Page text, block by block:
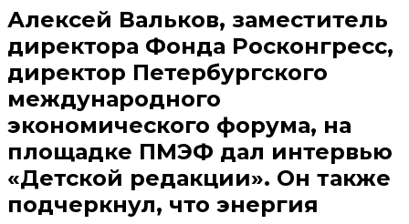
Алексей Вальков, заместитель
директора Фонда Росконгресс,
директор Петербургского
международного
экономического форума, на
площадке ПМЭФ дал интервью
«Детской редакции». Он также
подчеркнул, что энергия